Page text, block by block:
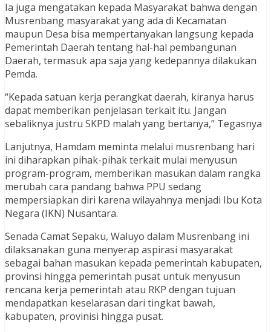
Ia juga mengatakan kepada Masyarakat bahwa dengan
Musrenbang masyarakat yang ada di Kecamatan
maupun Desa bisa mempertanyakan langsung kepada
Pemerintah Daerah tentang hal-hal pembangunan
Daerah, termasuk apa saja yang kedepannya dilakukan
Pemda.
“Kepada satuan kerja perangkat daerah, kiranya harus
dapat memberikan penjelasan terkait itu. Jangan
sebaliknya justru SKPD malah yang bertanya,” Tegasnya
Lanjutnya, Hamdam meminta melalui musrenbang hari
ini diharapkan pihak-pihak terkait mulai menyusun
program-program, memberikan masukan dalam rangka
merubah cara pandang bahwa PPU sedang
mempersiapkan diri karena wilayahnya menjadi Ibu Kota
Negara (IKN) Nusantara.
Senada Camat Sepaku, Waluyo dalam Musrenbang ini
dilaksanakan guna menyerap aspirasi masyarakat
sebagai bahan masukan kepada pemerintah kabupaten,
provinsi hingga pemerintah pusat untuk menyusun
rencana kerja pemerintah atau RKP dengan tujuan
mendapatkan keselarasan dari tingkat bawah,
kabupaten, provinisi hingga pusat.